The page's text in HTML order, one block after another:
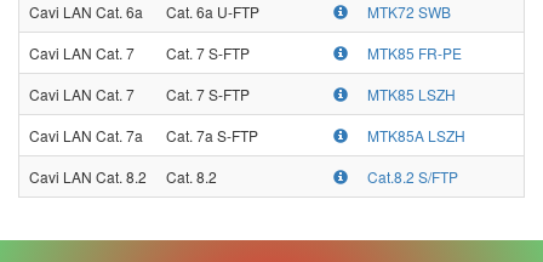
Cavi LAN Cat. 6a
Cat. 6a U-FTP
MTK72 SWB
Cavi LAN Cat. 7
Cat. 7 S-FTP
MTK85 FR-PE
Cavi LAN Cat. 7
Cat. 7 S-FTP
MTK85 LSZH
Cavi LAN Cat. 7a
Cat. 7a S-FTP
MTK85A LSZH
Cavi LAN Cat. 8.2
Cat. 8.2 Cat.8.2 S/FTP